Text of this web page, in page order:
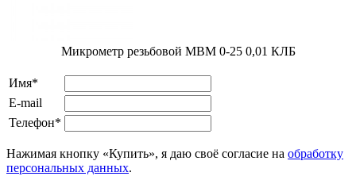
Микрометр резьбовой МВМ 0-25 0,01 КЛБ
Имя*
E-mail
Телефон*
Нажимая кнопку «Купить», я даю своё согласие на обработку
персональных данных.